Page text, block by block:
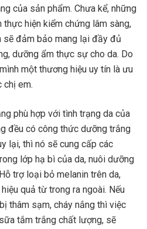
của sản phẩm. Chưa kể, những
thực hiện kiểm chứng lâm sàng,
sẽ đảm bảo mang lại đầy đủ
dưỡng ẩm thực sự cho da. Do
một thương hiệu uy tín là ưu
chị em.
phù hợp với tình trạng da của
đều có công thức dưỡng trắng
lại, thì nó sẽ cung cấp các
lớp hạ bì của da, nuôi dưỡng
trợ loại bỏ melanin trên da,
quả từ trong ra ngoài. Nếu
thâm sạm, cháy nắng thì việc
tắm trắng chất lượng, sẽ